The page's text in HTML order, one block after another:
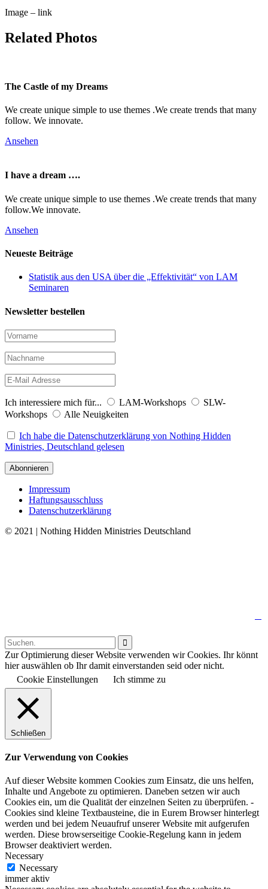
Image – link
Related Photos
The Castle of my Dreams
We create unique simple to use themes .We create trends that many
follow. We innovate.
Ansehen
I have a dream ….
We create unique simple to use themes .We create trends that many
follow.We innovate.
Ansehen
Neueste Beiträge
Statistik aus den USA über die „Effektivität“ von LAM
Seminaren
Newsletter bestellen
Ich interessiere mich für... LAM-Workshops
SLW-
Workshops
Alle Neuigkeiten
Ich habe die Datenschutzerklärung von Nothing Hidden
Ministries, Deutschland gelesen
Impressum
Haftungsausschluss
Datenschutzerklärung
© 2021 | Nothing Hidden Ministries Deutschland

Zur Optimierung dieser Website verwenden wir Cookies. Ihr könnt
hier auswählen ob Ihr damit einverstanden seid oder nicht.
Cookie Einstellungen
Ich stimme zu
Schließen
Zur Verwendung von Cookies
Auf dieser Website kommen Cookies zum Einsatz, die uns helfen,
Inhalte und Angebote zu optimieren. Daneben setzen wir auch
Cookies ein, um die Qualität der einzelnen Seiten zu überprüfen. -
Cookies sind kleine Textbausteine, die in Eurem Browser hinterlegt
werden und bei jedem Neuaufruf unserer Website mit aufgerufen
werden. Diese browserseitige Cookie-Regelung kann in jedem
Browser deaktiviert werden.
Necessary
Necessary
immer aktiv